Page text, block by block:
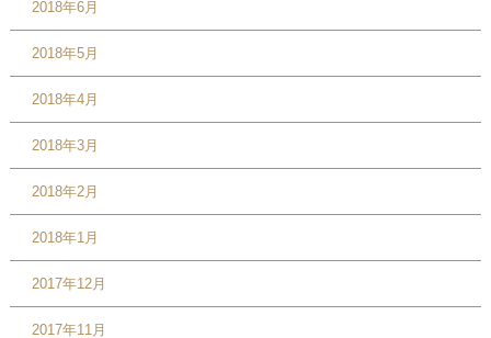
2018年6月
2018年5月
2018年4月
2018年3月
2018年2月
2018年1月
2017年12月
2017年11月